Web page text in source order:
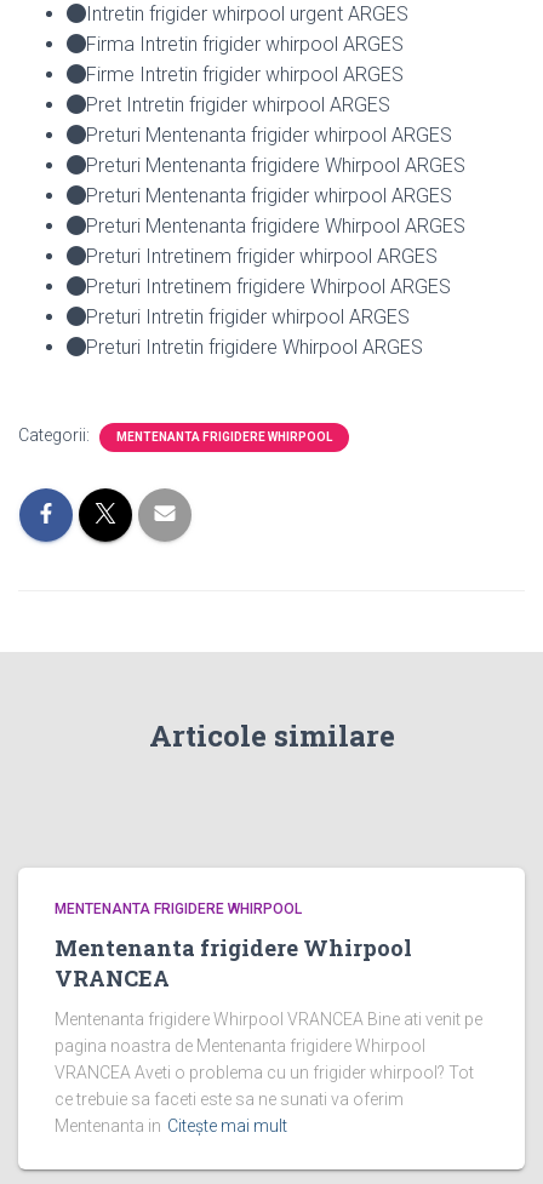
Intretin frigider whirpool urgent ARGES
Firma Intretin frigider whirpool ARGES
Firme Intretin frigider whirpool ARGES
Pret Intretin frigider whirpool ARGES
Preturi Mentenanta frigider whirpool ARGES
Preturi Mentenanta frigidere Whirpool ARGES
Preturi Mentenanta frigider whirpool ARGES
Preturi Mentenanta frigidere Whirpool ARGES
Preturi Intretinem frigider whirpool ARGES
Preturi Intretinem frigidere Whirpool ARGES
Preturi Intretin frigider whirpool ARGES
Preturi Intretin frigidere Whirpool ARGES
Categorii: MENTENANTA FRIGIDERE WHIRPOOL
Articole similare
MENTENANTA FRIGIDERE WHIRPOOL
Mentenanta frigidere Whirpool
VRANCEA
Mentenanta frigidere Whirpool VRANCEA Bine ati venit pe
pagina noastra de Mentenanta frigidere Whirpool
VRANCEA Aveti o problema cu un frigider whirpool? Tot
ce trebuie sa faceti este sa ne sunati va oferim
Mentenanta in Citește mai mult